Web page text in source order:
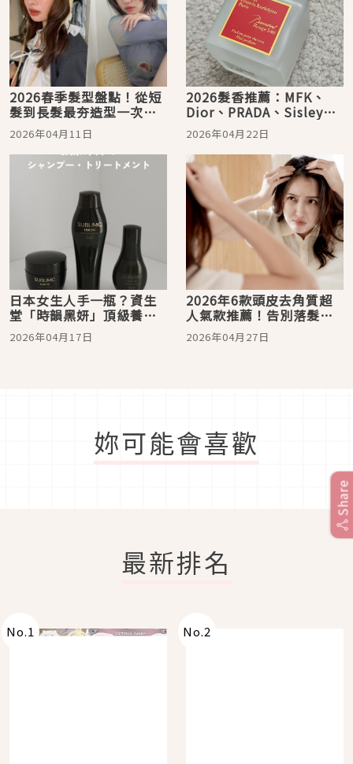
2026春季髮型盤點！從短
髮到長髮最夯造型一次收
藏
2026年04月11日
2026髮香推薦：MFK、
Dior、PRADA、Sisley，
日本女生回頭率100%的持
香術全攻略
2026年04月22日
日本女生人手一瓶？資生
堂「時韻黑妍」頂級養
護、高絲 STEPHEN
KNOLL髮膜，盤點4款讓
2026年04月17日
2026年6款頭皮去角質超
人氣款推薦！告別落髮、
毛囊堵塞，養出蓬鬆澎澎
髮
2026年04月27日
妳可能會喜歡
最新排名
No.1 No.2
Share